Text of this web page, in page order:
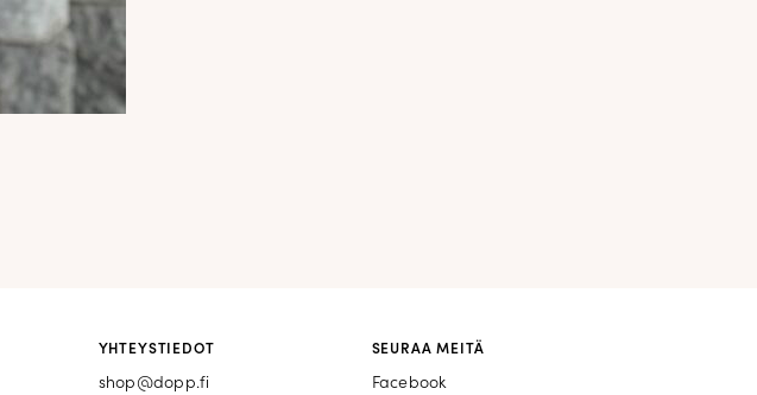
YHTEYSTIEDOT
shop@dopp.fi
SEURAA MEITÄ
Facebook
Facebook